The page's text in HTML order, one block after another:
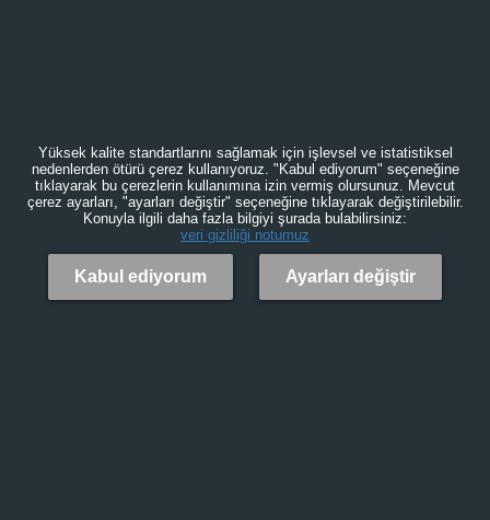
Yüksek kalite standartlarını sağlamak için işlevsel ve istatistiksel
nedenlerden ötürü çerez kullanıyoruz. "Kabul ediyorum" seçeneğine
tıklayarak bu çerezlerin kullanımına izin vermiş olursunuz. Mevcut
çerez ayarları, "ayarları değiştir" seçeneğine tıklayarak değiştirilebilir.
Konuyla ilgili daha fazla bilgiyi şurada bulabilirsiniz:
veri gizliliği notumuz
Kabul ediyorum Ayarları değiştir